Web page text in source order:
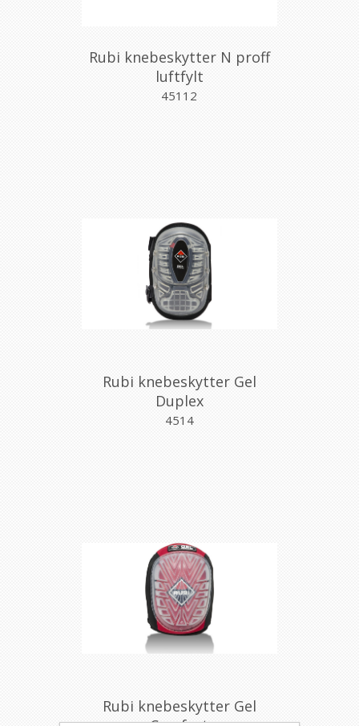
Rubi knebeskytter N proff
luftfylt
45112
Rubi knebeskytter Gel
Duplex
4514
Rubi knebeskytter Gel